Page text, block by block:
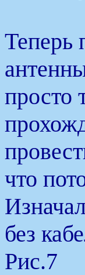
Теперь
просто
что
без
Рис.7